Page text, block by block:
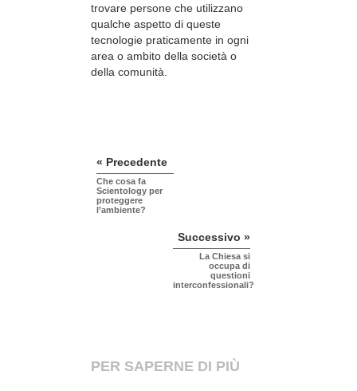
trovare persone che utilizzano
qualche aspetto di queste
tecnologie praticamente in ogni
area o ambito della società o
della comunità.
« Precedente
Che cosa fa
Scientology per
proteggere
l’ambiente?
Successivo »
La Chiesa si
occupa di
questioni
interconfessionali?
PER SAPERNE DI PIÙ